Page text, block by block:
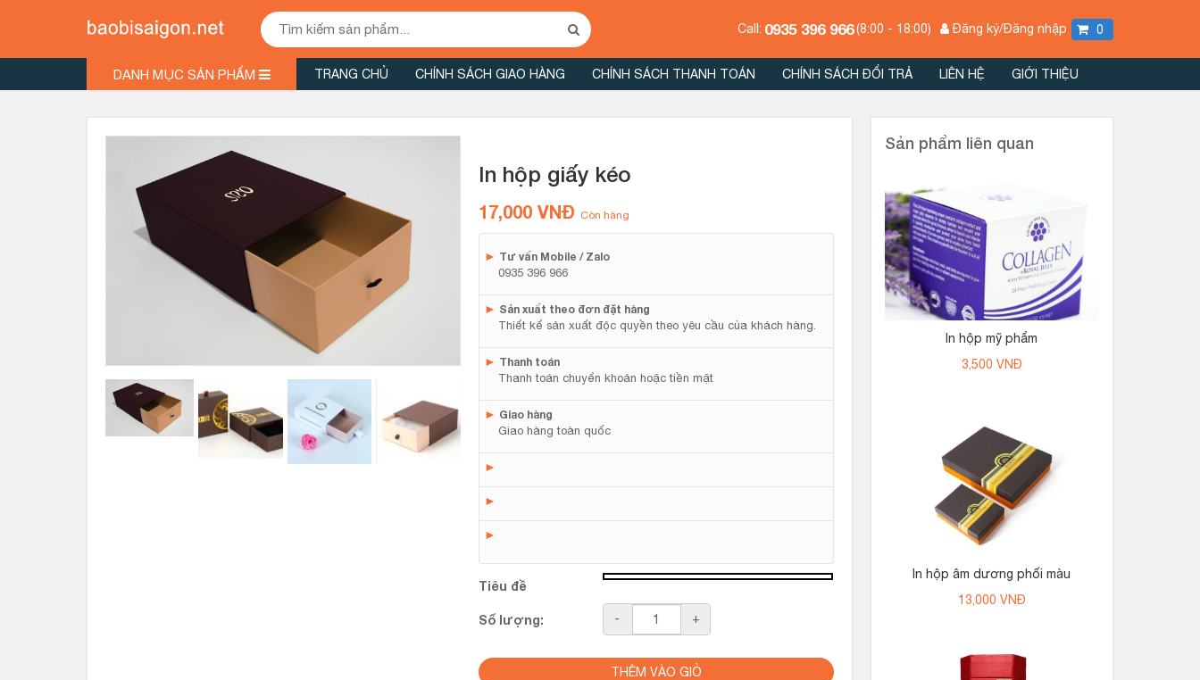
Call: 0935 396 966(8:00 - 18:00) Đăng ký/Đăng nhập 0
DANH MỤC SẢN PHẨM TRANG CHỦ CHÍNH SÁCH GIAO HÀNG CHÍNH SÁCH THANH TOÁN CHÍNH SÁCH ĐỔI TRẢ LIÊN HỆ GIỚI THIỆU
In hộp giấy kéo
17,000 VNĐ Còn hàng
► Tư vấn Mobile / Zalo
0935 396 966
► Sản xuất theo đơn đặt hàng
Thiết kế sản xuất độc quyền theo yêu cầu của khách hàng.
► Thanh toán
Thanh toán chuyển khoản hoặc tiền mặt
► Giao hàng
Giao hàng toàn quốc
►
►
►
Tiêu đề
Số lượng: -
lượng
+
THÊM VÀO GIỎ
Sản phẩm liên quan
In hộp mỹ phẩm
3,500 VNĐ
In hộp âm dương phối màu
13,000 VNĐ